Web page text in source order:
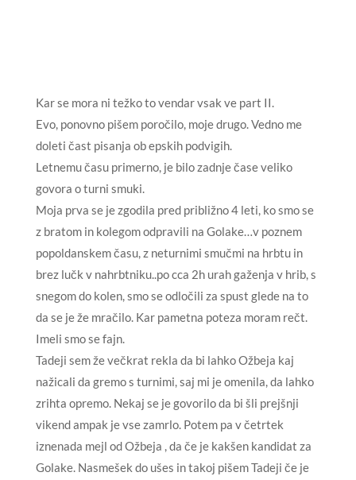
Kar se mora ni težko to vendar vsak ve part II.
Evo, ponovno pišem poročilo, moje drugo. Vedno me
doleti čast pisanja ob epskih podvigih.
Letnemu času primerno, je bilo zadnje čase veliko
govora o turni smuki.
Moja prva se je zgodila pred približno 4 leti, ko smo se
z bratom in kolegom odpravili na Golake…v poznem
popoldanskem času, z neturnimi smučmi na hrbtu in
brez lučk v nahrbtniku..po cca 2h urah gaženja v hrib, s
snegom do kolen, smo se odločili za spust glede na to
da se je že mračilo. Kar pametna poteza moram rečt.
Imeli smo se fajn.
Tadeji sem že večkrat rekla da bi lahko Ožbeja kaj
nažicali da gremo s turnimi, saj mi je omenila, da lahko
zrihta opremo. Nekaj se je govorilo da bi šli prejšnji
vikend ampak je vse zamrlo. Potem pa v četrtek
iznenada mejl od Ožbeja , da če je kakšen kandidat za
Golake. Nasmešek do ušes in takoj pišem Tadeji če je